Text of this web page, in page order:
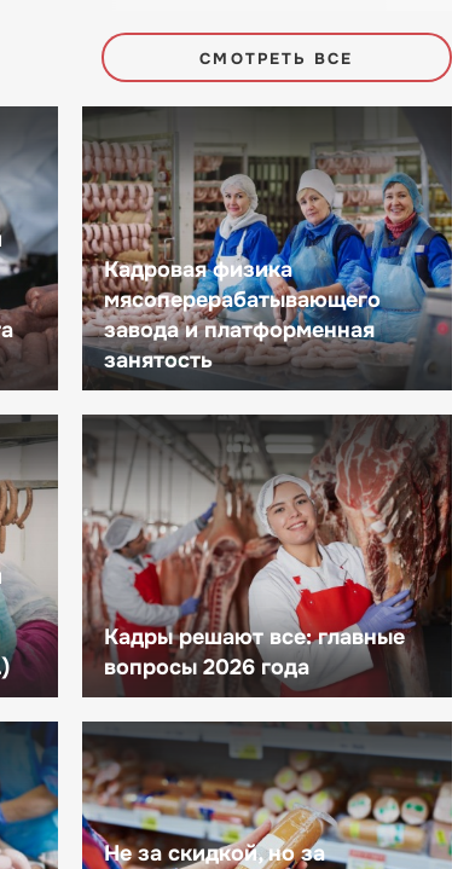
СМОТРЕТЬ ВСЕ
Кадровая физика
мясоперерабатывающего
завода и платформенная
занятость
Кадры решают все: главные
вопросы 2026 года
Не за скидкой, но за